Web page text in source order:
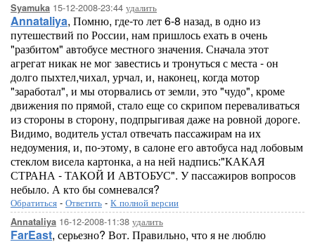
Syamuka 15-12-2008-23:44 удалить
Annataliya, Помню, где-то лет 6-8 назад, в одно из
путешествий по России, нам пришлось ехать в очень
"разбитом" автобусе местного значения. Сначала этот
агрегат никак не мог завестись и тронуться с места - он
долго пыхтел,чихал, урчал, и, наконец, когда мотор
"заработал", и мы оторвались от земли, это "чудо", кроме
движения по прямой, стало еще со скрипом переваливаться
из стороны в сторону, подпрыгивая даже на ровной дороге.
Видимо, водитель устал отвечать пассажирам на их
недоумения, и, по-этому, в салоне его автобуса над лобовым
стеклом висела картонка, а на ней надпись:"КАКАЯ
СТРАНА - ТАКОЙ И АВТОБУС". У пассажиров вопросов
небыло. А кто бы сомневался?
Обратиться - Ответить - К полной версии
Annataliya 16-12-2008-11:38 удалить
FarEast, серьезно? Вот. Правильно, что я не люблю